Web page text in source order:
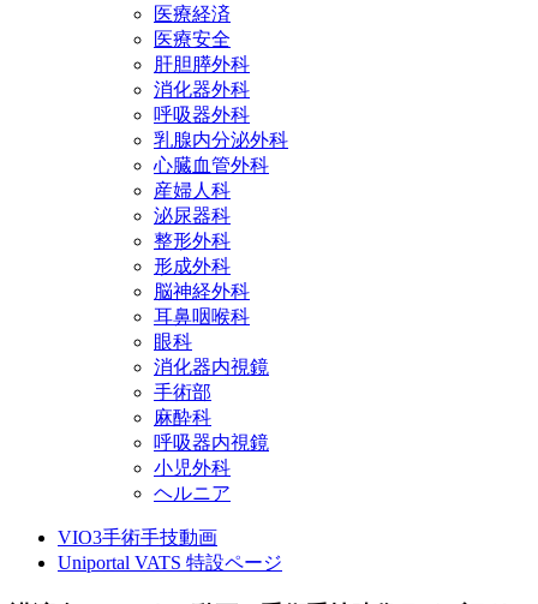
医療経済
医療安全
肝胆膵外科
消化器外科
呼吸器外科
乳腺内分泌外科
心臓血管外科
産婦人科
泌尿器科
整形外科
形成外科
脳神経外科
耳鼻咽喉科
眼科
消化器内視鏡
手術部
麻酔科
呼吸器内視鏡
小児外科
ヘルニア
VIO3手術手技動画
Uniportal VATS 特設ページ